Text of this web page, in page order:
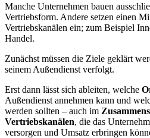
Manche Unternehmen bauen
Vertriebsform. Andere setzen einen
Vertriebskanälen ein; zum Beispiel
Handel.
Zunächst müssen die Ziele geklärt
seinem Außendienst verfolgt.
Erst dann lässt sich ableiten, welche
Außendienst annehmen kann und
werden sollten – auch im
Vertriebskanälen, die das
versorgen und Umsatz erbringen